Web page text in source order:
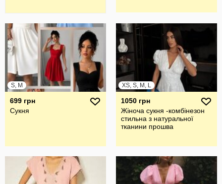
S, M
699 грн
Сукня
XS, S, M, L
1050 грн
Жіноча сукня -комбінезон
стильна з натуральної
тканини прошва